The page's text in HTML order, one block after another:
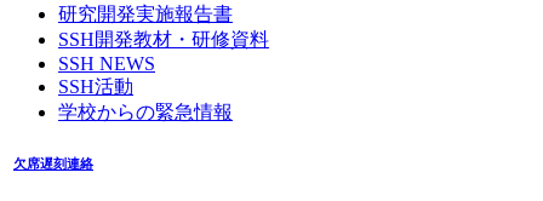
研究開発実施報告書
SSH開発教材・研修資料
SSH NEWS
SSH活動
学校からの緊急情報
欠席遅刻連絡